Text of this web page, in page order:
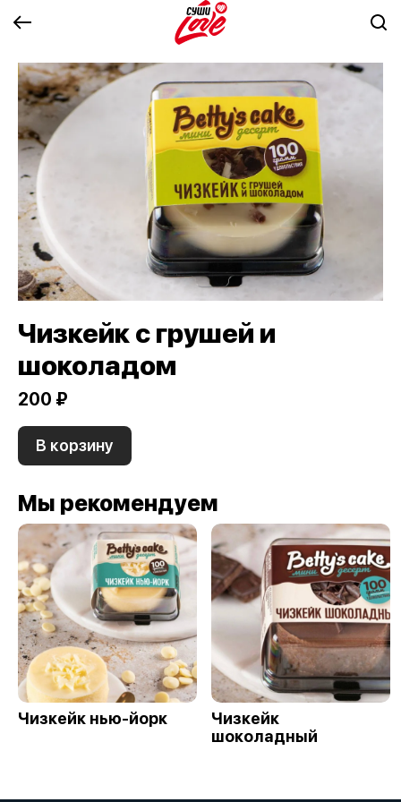
Чизкейк с грушей и
шоколадом
200 ₽
В корзину
Мы рекомендуем
Чизкейк нью-йорк
Чизкейк
шоколадный